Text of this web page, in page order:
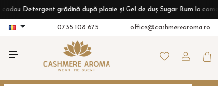
Detergent grădină după ploaie și Gel de duș Sugar Rum la comenzi
0735 108 675 office@cashmerearoma.ro